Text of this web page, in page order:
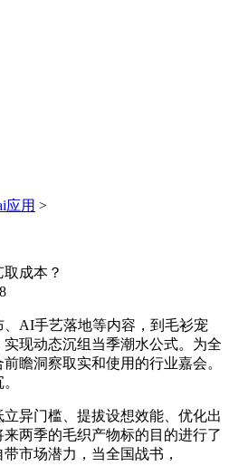
应用 >
成本？
AI手艺落地等内容，到毛衫宠
现动态沉组当季潮水公式。为全
瞻洞察取实和使用的行业嘉会。
门槛、提拔设想效能、优化出
两季的毛织产物标的目的进行了
市场潜力，当全国战书，